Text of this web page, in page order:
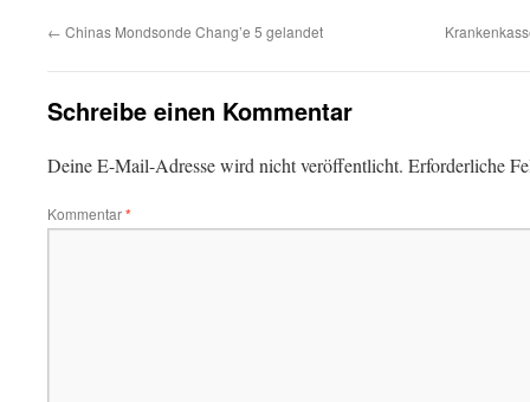
← Chinas Mondsonde Chang’e 5 gelandet
Schreibe einen Kommentar
Deine E-Mail-Adresse wird nicht veröffentlicht. Erforderliche
Kommentar*